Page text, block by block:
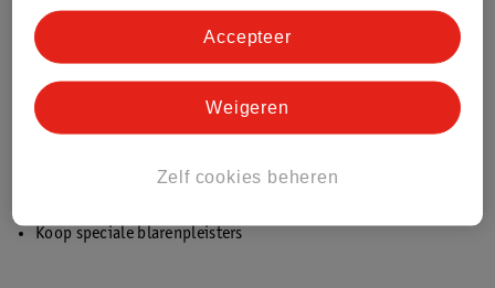
Voorkomen is altijd beter dan genezen. Door deze tips te volgen
verklein je de kans op het krijgen van blaren:
Verzorg je voeten
Investeer in goede schoenen
Koop comfortabele (sport)kleding
Koop speciale blarenpleisters
Zelf cookies beheren
Weigeren
Accepteer